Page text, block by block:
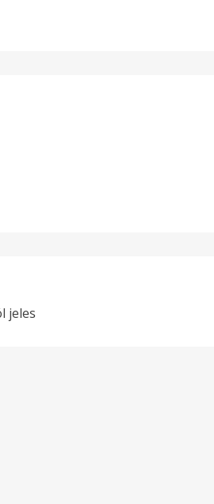
jeles